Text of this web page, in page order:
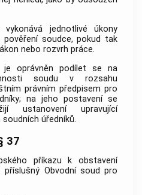
jednotlivé úkony
soudce, pokud tak
nebo rozvrh práce.
je oprávněn podílet se na
soudu v rozsahu
právním předpisem pro
na jeho postavení se
ustanovení upravující
úředníků.
37
příkazu k obstavení
příslušný Obvodní soud pro